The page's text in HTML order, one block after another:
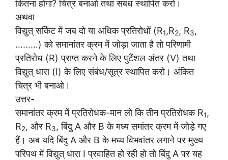
कितना होगा? चित्र बनाओ तथा संबंध स्थापित करो।
अथवा
विद्युत् सर्किट में जब दो या अधिक प्रतिरोधों (R1,R2, R3,
………) को समानांतर क्रम में जोड़ा जाता है तो परिणामी
प्रतिरोध (R) प्राप्त करने के लिए पुटैंशल अंतर (V) तथा
विद्युत् धारा (I) के लिए संबंध/सूत्र स्थापित करो। अंकित
चित्र भी बनाओ।
उत्तर-
समानांतर क्रम में प्रतिरोधक-मान लो कि तीन प्रतिरोधक R1,
R2, और R3, बिंदु A और B के मध्य समांतर क्रम में जोड़े गए
हैं। अब यदि बिंदु A और B के मध्य विभवांतर लगाने पर मुख्य
परिपथ में विद्युत् धारा I प्रवाहित हो रही हो तो बिंदु A पर यह